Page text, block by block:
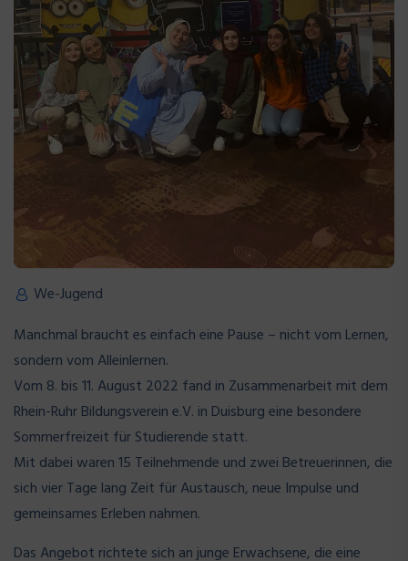
We-Jugend
Manchmal braucht es einfach eine Pause – nicht vom Lernen,
sondern vom Alleinlernen.
Vom 8. bis 11. August 2022 fand in Zusammenarbeit mit dem
Rhein-Ruhr Bildungsverein e.V. in Duisburg eine besondere
Sommerfreizeit für Studierende statt.
Mit dabei waren 15 Teilnehmende und zwei Betreuerinnen, die
sich vier Tage lang Zeit für Austausch, neue Impulse und
gemeinsames Erleben nahmen.
Das Angebot richtete sich an junge Erwachsene, die eine